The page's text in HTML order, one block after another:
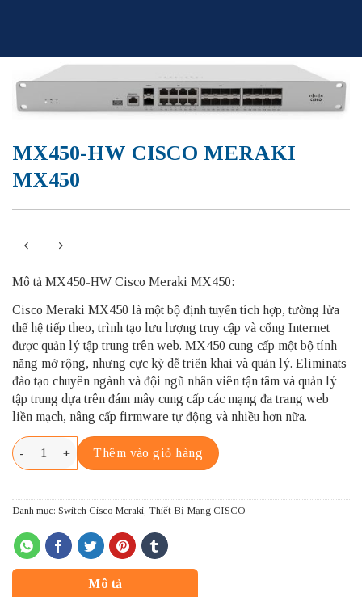
MX450-HW CISCO MERAKI
MX450
Mô tả MX450-HW Cisco Meraki MX450:
Cisco Meraki MX450 là một bộ định tuyến tích hợp, tường lửa
thế hệ tiếp theo, trình tạo lưu lượng truy cập và cổng Internet
được quản lý tập trung trên web. MX450 cung cấp một bộ tính
năng mở rộng, nhưng cực kỳ dễ triển khai và quản lý. Eliminats
đào tạo chuyên ngành và đội ngũ nhân viên tận tâm và quản lý
tập trung dựa trên đám mây cung cấp các mạng đa trang web
liền mạch, nâng cấp firmware tự động và nhiều hơn nữa.
MX450-HW CISCO MERAKI MX450 số lượng
Thêm vào giỏ hàng
Danh mục: Switch Cisco Meraki, Thiết Bị Mạng CISCO
Mô tả